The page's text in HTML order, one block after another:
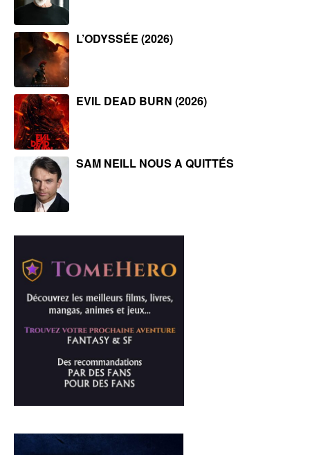
L’ODYSSÉE (2026)
EVIL DEAD BURN (2026)
SAM NEILL NOUS A QUITTÉS